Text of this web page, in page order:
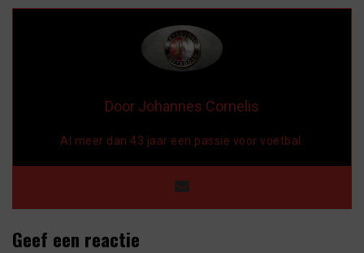
Door Johannes Cornelis
Al meer dan 43 jaar een passie voor voetbal.
Geef een reactie